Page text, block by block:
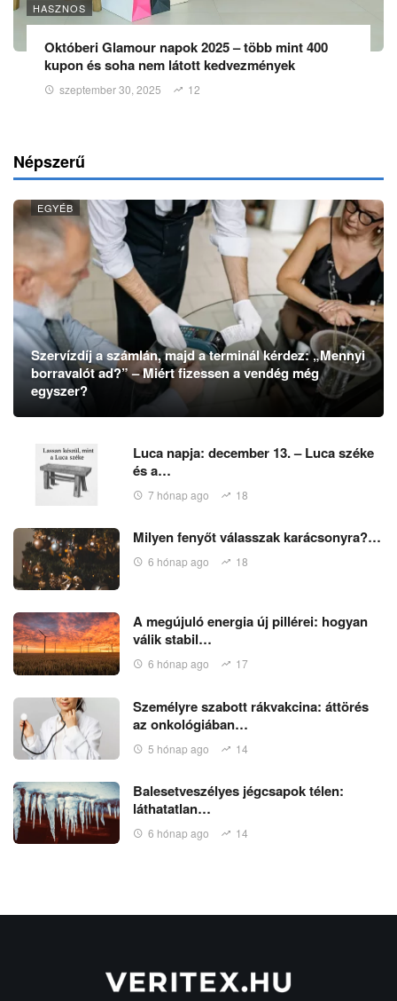
HASZNOS
Októberi Glamour napok 2025 – több mint 400
kupon és soha nem látott kedvezmények
szeptember 30, 2025 12
Népszerű
EGYÉB
Szervízdíj a számlán, majd a terminál kérdez: „Mennyi
borravalót ad?” – Miért fizessen a vendég még
egyszer?
Luca napja: december 13. – Luca széke
és a…
7 hónap ago 18
Milyen fenyőt válasszak karácsonyra?…
6 hónap ago 18
A megújuló energia új pillérei: hogyan
válik stabil…
6 hónap ago 17
Személyre szabott rákvakcina: áttörés
az onkológiában…
5 hónap ago 14
Balesetveszélyes jégcsapok télen:
láthatatlan…
6 hónap ago 14